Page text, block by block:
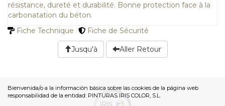
résistance, dureté et durabilité. Bonne protection face à la
carbonatation du béton.
Fiche Technique
Fiche de Sécurité
Jusqu'à Aller Retour
Bienvenida/o a la información básica sobre las cookies de la página web
responsabilidad de la entidad: PINTURAS IRIS COLOR, S.L.